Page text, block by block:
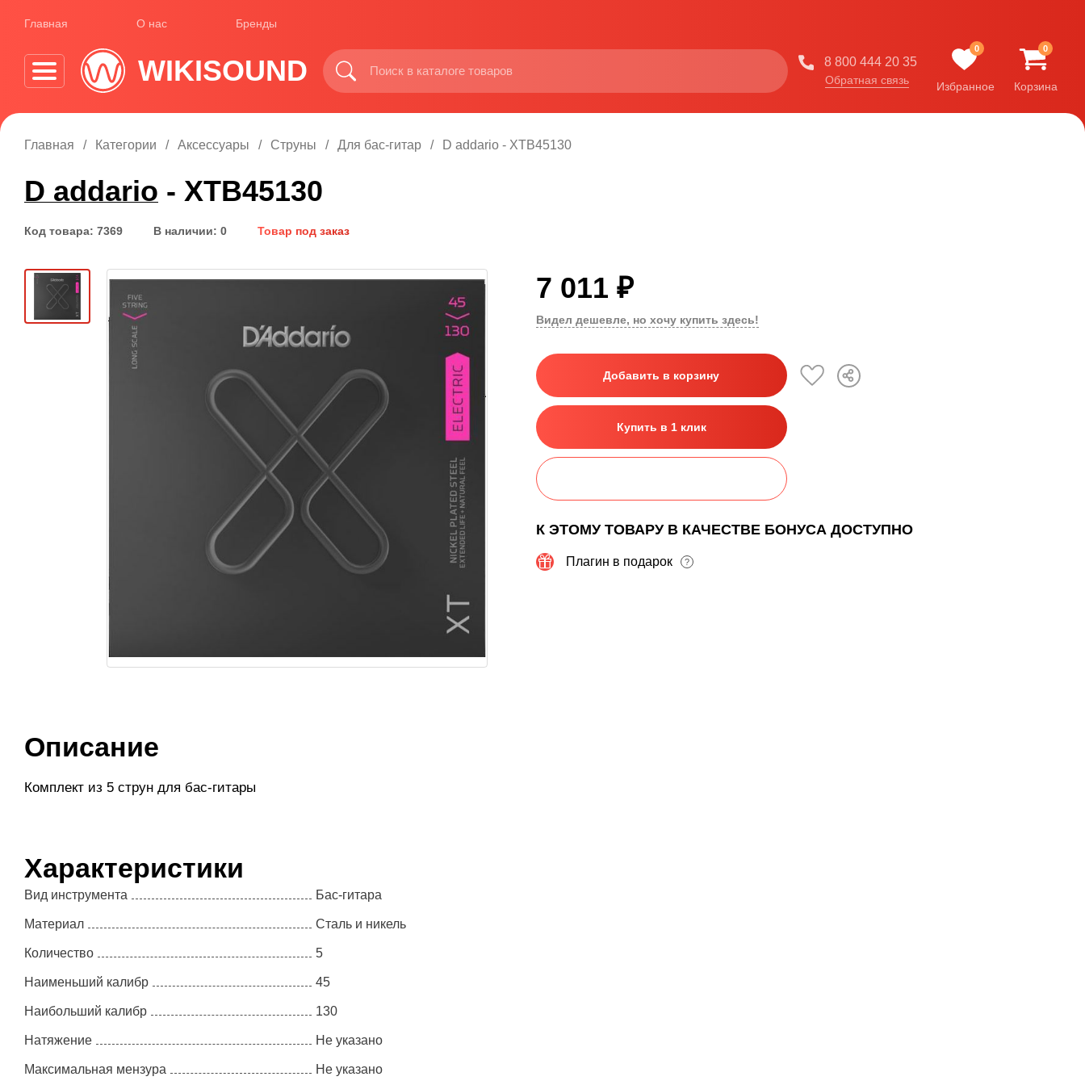
Главная О нас Бренды
WIKISOUND 8 800 444 20 35
Обратная связь
0
Избранное
0
Корзина
Главная Категории Аксессуары Струны Для бас-гитар D addario - XTB45130
D addario - XTB45130
Код товара: 7369 В наличии: 0 Товар под заказ
7 011 ₽
Видел дешевле, но хочу купить здесь!
Добавить в корзину
Купить в 1 клик
К ЭТОМУ ТОВАРУ В КАЧЕСТВЕ БОНУСА ДОСТУПНО
Плагин в подарок ?
Описание
Комплект из 5 струн для бас-гитары
Характеристики
Вид инструмента Бас-гитара
Материал Сталь и никель
Количество 5
Наименьший калибр 45
Наибольший калибр 130
Натяжение Не указано
Максимальная мензура Не указано